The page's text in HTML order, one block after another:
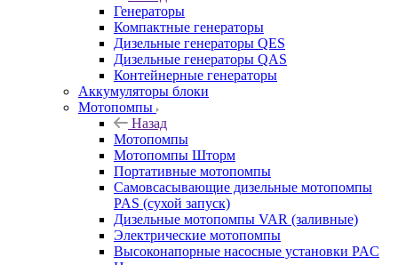
Генераторы
Компактные генераторы
Дизельные генераторы QES
Дизельные генераторы QAS
Контейнерные генераторы
Аккумуляторы блоки
Мотопомпы
Назад
Мотопомпы
Мотопомпы Шторм
Портативные мотопомпы
Самовсасывающие дизельные мотопомпы
PAS (сухой запуск)
Дизельные мотопомпы VAR (заливные)
Электрические мотопомпы
Высоконапорные насосные установки PAC